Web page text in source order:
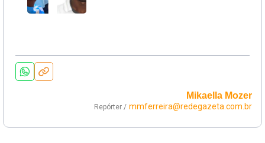
Mikaella Mozer
Repórter / mmferreira@redegazeta.com.br